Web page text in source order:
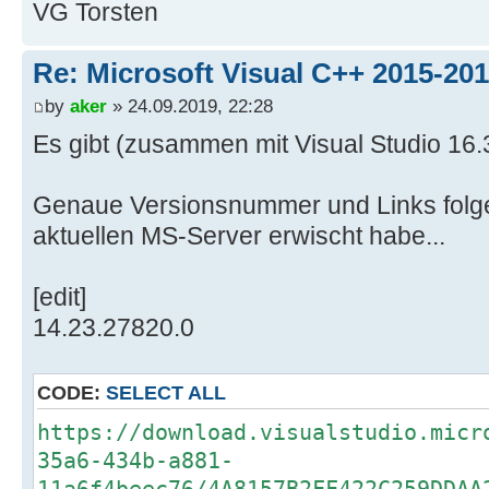
VG Torsten
Re: Microsoft Visual C++ 2015-
by aker » 24.09.2019, 22:28
Es gibt (zusammen mit Visual Studio
Genaue Versionsnummer und Links
aktuellen MS-Server erwischt habe...
[edit]
14.23.27820.0
CODE: SELECT ALL
https://
35a6-434b-a881-